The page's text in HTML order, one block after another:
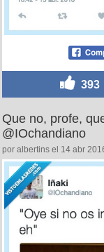
393
Que no, profe,
@IOchandiano
por albertins el 14 abr